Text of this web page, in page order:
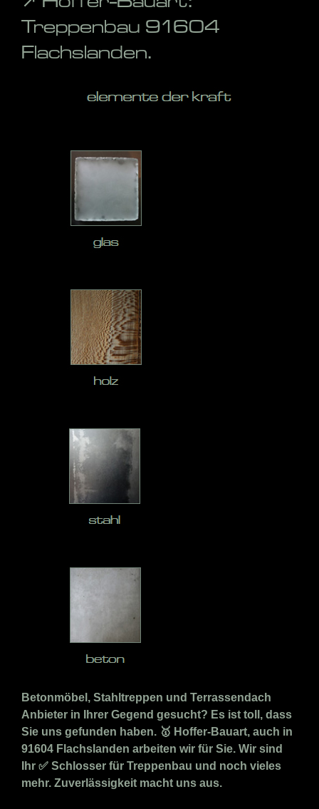
Treppenbau 91604
Flachslanden.
Betonmöbel, Stahltreppen und Terrassendach
Anbieter in Ihrer Gegend gesucht? Es ist toll, dass
Sie uns gefunden haben. 🥇 Hoffer-Bauart, auch in
91604 Flachslanden arbeiten wir für Sie. Wir sind
Ihr ✅ Schlosser für Treppenbau und noch vieles
mehr. Zuverlässigkeit macht uns aus.